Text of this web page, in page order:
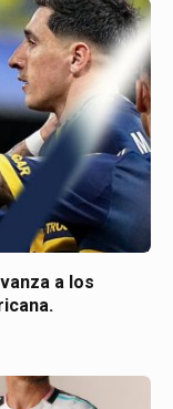
a los